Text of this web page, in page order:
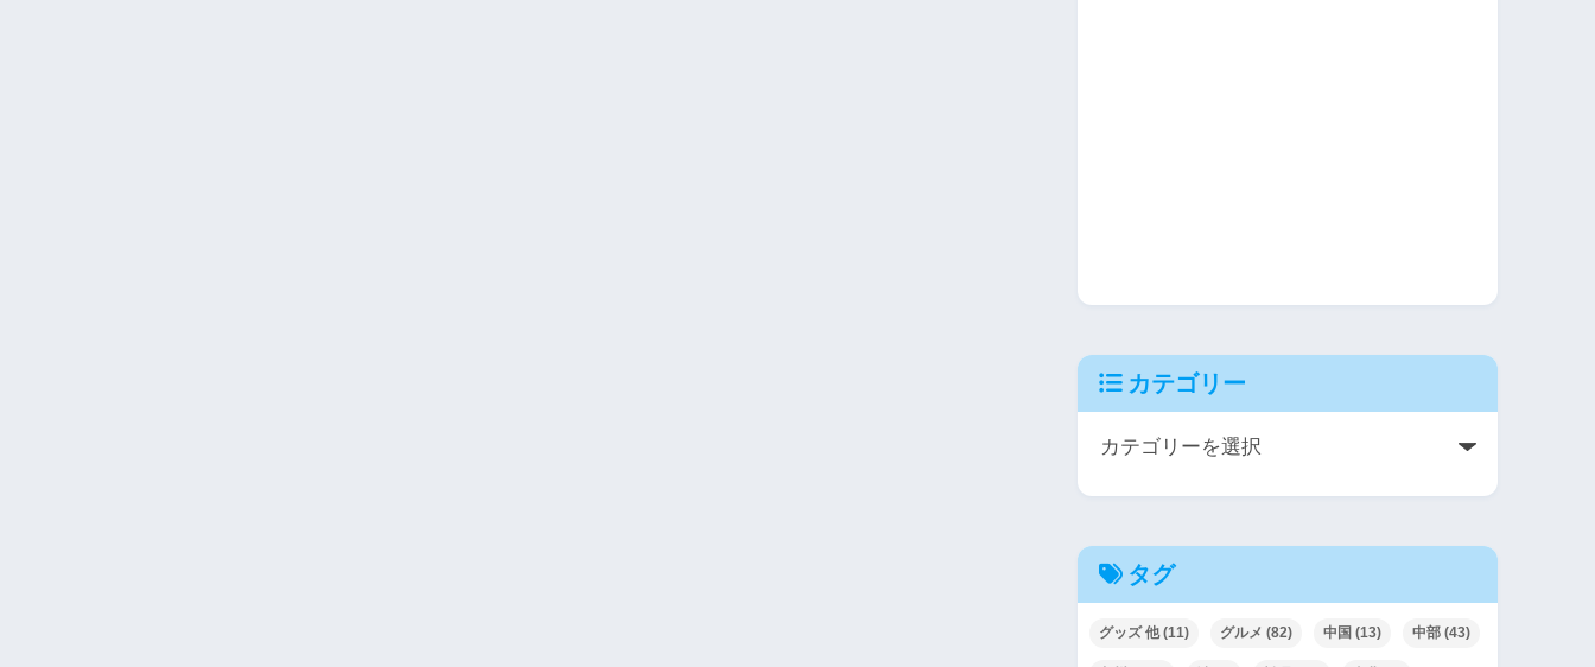
カテゴリー
タグ
グッズ 他(11) グルメ (82) 中国 (13) 中部 (43)